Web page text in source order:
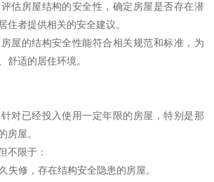
估房屋结构的安全性，确定房屋是否存在潜
住者提供相关的安全建议。
屋的结构安全性能符合相关规范和标准，为
舒适的居住环境。
对已经投入使用一定年限的房屋，特别是那
房屋。
不限于：
失修，存在结构安全隐患的房屋。